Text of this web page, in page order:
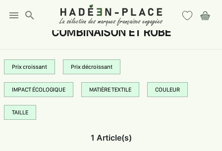
menu search
COMBINAISON ET ROBE
Prix croissant Prix décroissant
IMPACT ÉCOLOGIQUE MATIÈRE TEXTILE COULEUR
TAILLE
1 Article(s)